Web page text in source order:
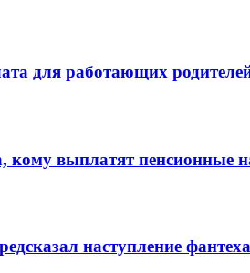
для работающих
кому выплатят пенсионные
наступление фантеха